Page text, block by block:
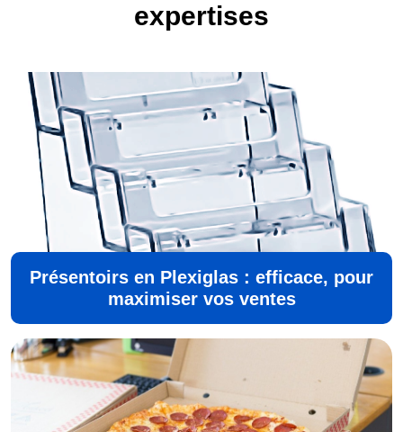
expertises
Présentoirs en Plexiglas : efficace, pour
maximiser vos ventes